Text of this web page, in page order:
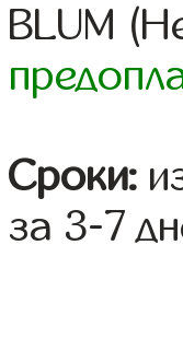
BLUM
Сроки:
за 3-7